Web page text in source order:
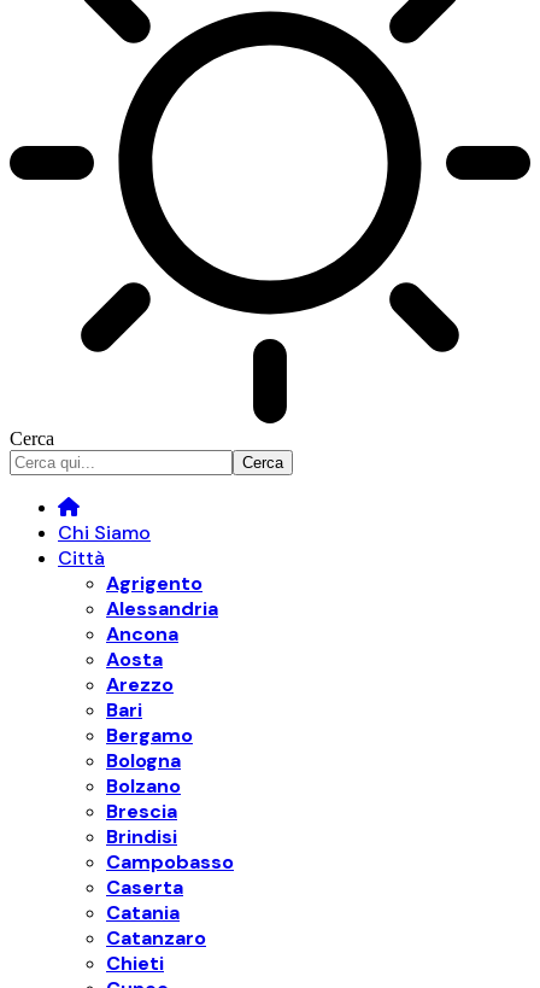
Cerca
Chi Siamo
Città
Agrigento
Alessandria
Ancona
Aosta
Arezzo
Bari
Bergamo
Bologna
Bolzano
Brescia
Brindisi
Campobasso
Caserta
Catania
Catanzaro
Chieti